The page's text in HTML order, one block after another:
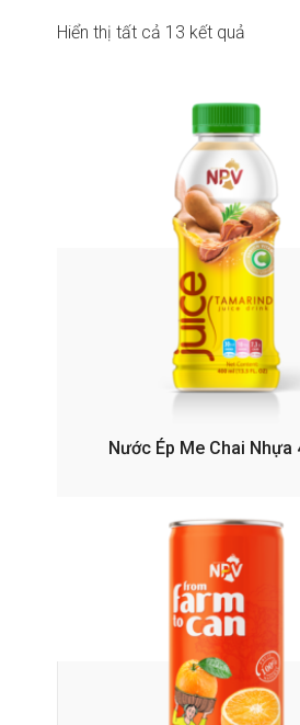
Hiển thị tất cả 13 kết quả
mới
nhất
Nước Ép Me Chai Nhựa